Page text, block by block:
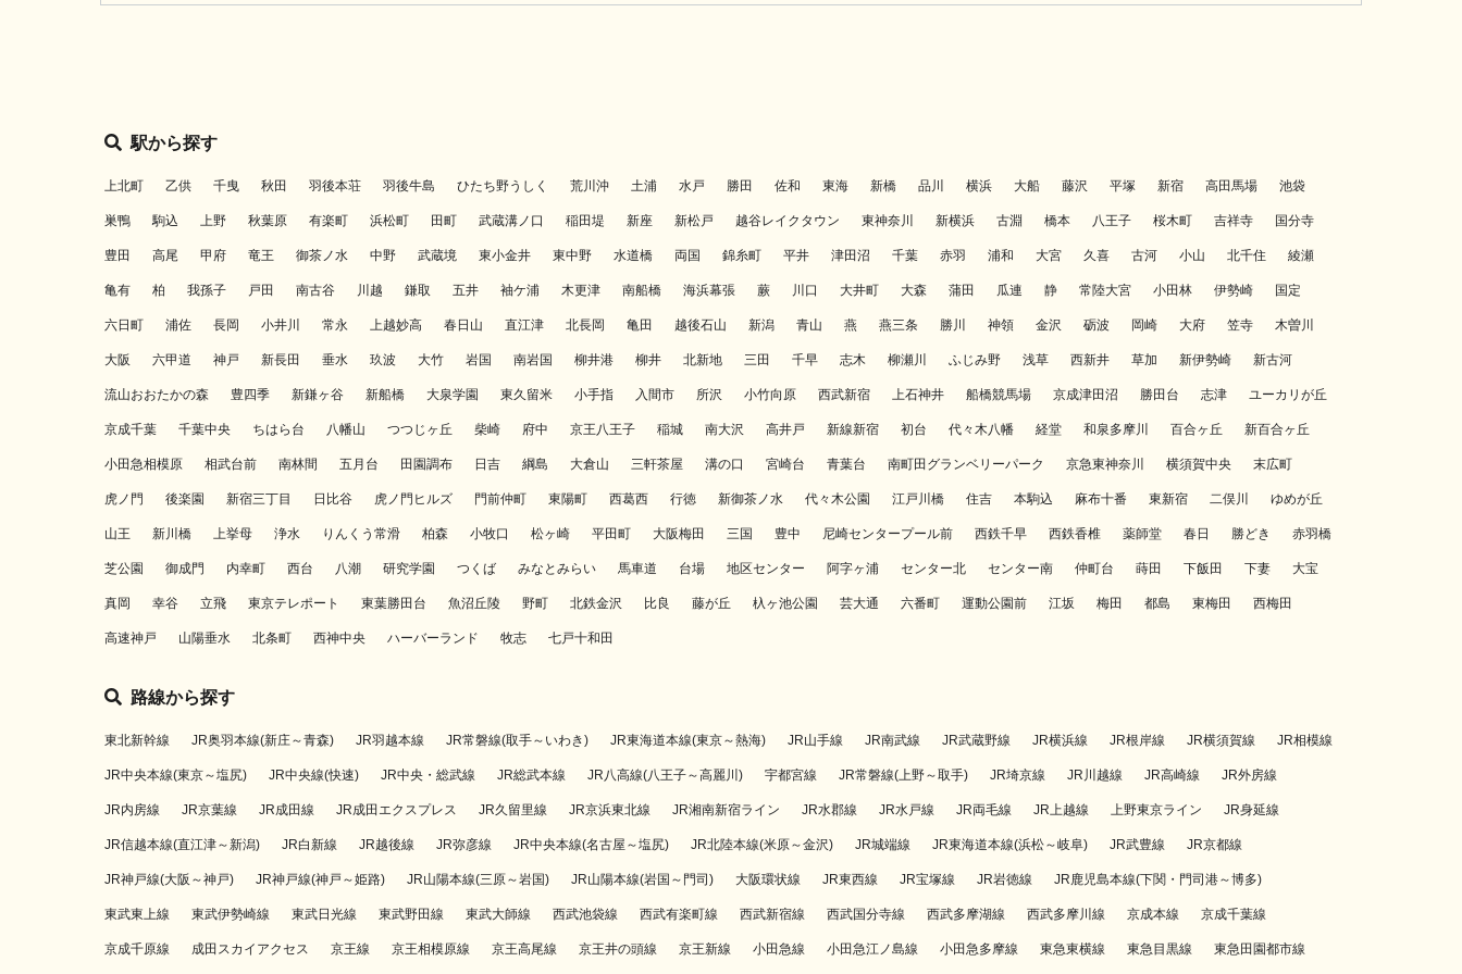
駅から探す
上北町 乙供 千曳 秋田 羽後本荘 羽後牛島 ひたち野うしく 荒川沖 土浦 水戸 勝田 佐和 東海 新橋 品川 横浜 大船 藤沢 平塚 新宿 高田馬場 池袋
巣鴨 駒込 上野 秋葉原 有楽町 浜松町 田町 武蔵溝ノ口 稲田堤 新座 新松戸 越谷レイクタウン 東神奈川 新横浜 古淵 橋本 八王子 桜木町 吉祥寺 国分寺
豊田 高尾 甲府 竜王 御茶ノ水 中野 武蔵境 東小金井 東中野 水道橋 両国 錦糸町 平井 津田沼 千葉 赤羽 浦和 大宮 久喜 古河 小山 北千住 綾瀬
亀有 柏 我孫子 戸田 南古谷 川越 鎌取 五井 袖ケ浦 木更津 南船橋 海浜幕張 蕨 川口 大井町 大森 蒲田 瓜連 静 常陸大宮 小田林 伊勢崎 国定
六日町 浦佐 長岡 小井川 常永 上越妙高 春日山 直江津 北長岡 亀田 越後石山 新潟 青山 燕 燕三条 勝川 神領 金沢 砺波 岡崎 大府 笠寺 木曽川
大阪 六甲道 神戸 新長田 垂水 玖波 大竹 岩国 南岩国 柳井港 柳井 北新地 三田 千早 志木 柳瀬川 ふじみ野 浅草 西新井 草加 新伊勢崎 新古河
流山おおたかの森 豊四季 新鎌ヶ谷 新船橋 大泉学園 東久留米 小手指 入間市 所沢 小竹向原 西武新宿 上石神井 船橋競馬場 京成津田沼 勝田台 志津 ユーカリが丘
京成千葉 千葉中央 ちはら台 八幡山 つつじヶ丘 柴崎 府中 京王八王子 稲城 南大沢 高井戸 新線新宿 初台 代々木八幡 経堂 和泉多摩川 百合ヶ丘 新百合ヶ丘
小田急相模原 相武台前 南林間 五月台 田園調布 日吉 綱島 大倉山 三軒茶屋 溝の口 宮崎台 青葉台 南町田グランベリーパーク 京急東神奈川 横須賀中央 末広町
虎ノ門 後楽園 新宿三丁目 日比谷 虎ノ門ヒルズ 門前仲町 東陽町 西葛西 行徳 新御茶ノ水 代々木公園 江戸川橋 住吉 本駒込 麻布十番 東新宿 二俣川 ゆめが丘
山王 新川橋 上挙母 浄水 りんくう常滑 柏森 小牧口 松ヶ崎 平田町 大阪梅田 三国 豊中 尼崎センタープール前 西鉄千早 西鉄香椎 薬師堂 春日 勝どき 赤羽橋
芝公園 御成門 内幸町 西台 八潮 研究学園 つくば みなとみらい 馬車道 台場 地区センター 阿字ヶ浦 センター北 センター南 仲町台 蒔田 下飯田 下妻 大宝
真岡 幸谷 立飛 東京テレポート 東葉勝田台 魚沼丘陵 野町 北鉄金沢 比良 藤が丘 杁ヶ池公園 芸大通 六番町 運動公園前 江坂 梅田 都島 東梅田 西梅田
高速神戸 山陽垂水 北条町 西神中央 ハーバーランド 牧志 七戸十和田
路線から探す
東北新幹線 JR奥羽本線(新庄～青森) JR羽越本線 JR常磐線(取手～いわき) JR東海道本線(東京～熱海) JR山手線 JR南武線 JR武蔵野線 JR横浜線 JR根岸線 JR横須賀線 JR相模線
JR中央本線(東京～塩尻) JR中央線(快速) JR中央・総武線 JR総武本線 JR八高線(八王子～高麗川) 宇都宮線 JR常磐線(上野～取手) JR埼京線 JR川越線 JR高崎線 JR外房線
JR内房線 JR京葉線 JR成田線 JR成田エクスプレス JR久留里線 JR京浜東北線 JR湘南新宿ライン JR水郡線 JR水戸線 JR両毛線 JR上越線 上野東京ライン JR身延線
JR信越本線(直江津～新潟) JR白新線 JR越後線 JR弥彦線 JR中央本線(名古屋～塩尻) JR北陸本線(米原～金沢) JR城端線 JR東海道本線(浜松～岐阜) JR武豊線 JR京都線
JR神戸線(大阪～神戸) JR神戸線(神戸～姫路) JR山陽本線(三原～岩国) JR山陽本線(岩国～門司) 大阪環状線 JR東西線 JR宝塚線 JR岩徳線 JR鹿児島本線(下関・門司港～博多)
東武東上線 東武伊勢崎線 東武日光線 東武野田線 東武大師線 西武池袋線 西武有楽町線 西武新宿線 西武国分寺線 西武多摩湖線 西武多摩川線 京成本線 京成千葉線
京成千原線 成田スカイアクセス 京王線 京王相模原線 京王高尾線 京王井の頭線 京王新線 小田急線 小田急江ノ島線 小田急多摩線 東急東横線 東急目黒線 東急田園都市線